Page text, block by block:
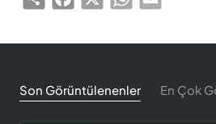
Son Görüntülenenler En Çok